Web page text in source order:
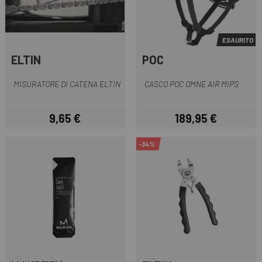
ELTIN
MISURATORE DI CATENA ELTIN
Prezzo
9,65 €
ESAURITO
POC
CASCO POC OMNE AIR MIPS
Prezzo
189,95 €
-34%